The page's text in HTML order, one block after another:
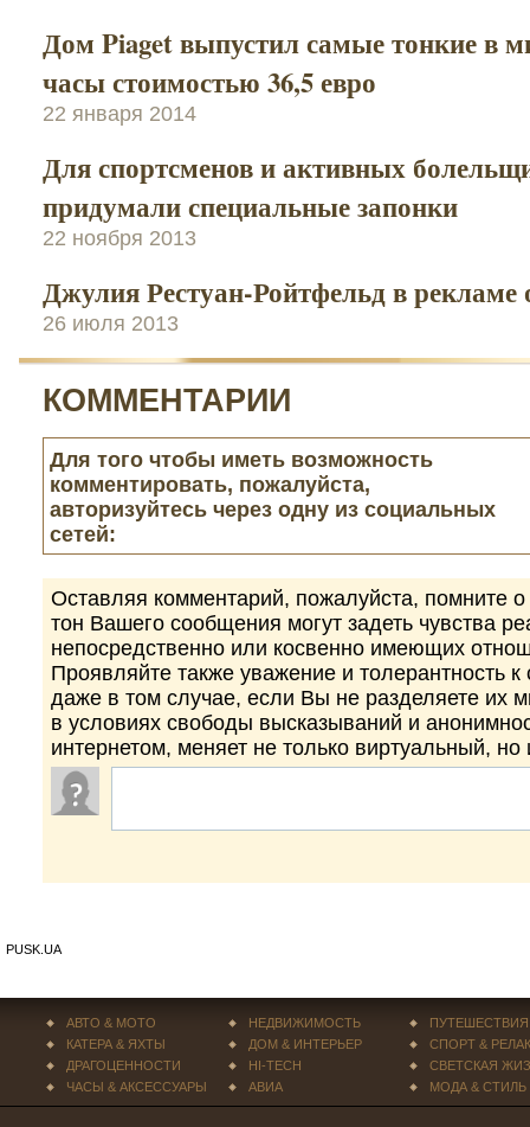
Дом Piaget выпустил самые тонкие в
часы стоимостью 36,5 евро
22 января 2014
Для спортсменов и активных
придумали специальные запонки
22 ноября 2013
Джулия Рестуан-Ройтфельд в рекламе
26 июля 2013
КОММЕНТАРИИ
Для того чтобы иметь возможность
комментировать, пожалуйста,
авторизуйтесь через одну из социальных
сетей:
Оставляя комментарий, пожалуйста, помните
тон Вашего сообщения могут задеть чувства
непосредственно или косвенно имеющих
Проявляйте также уважение и толерантность
даже в том случае, если Вы не разделяете их
в условиях свободы высказываний и
интернетом, меняет не только виртуальный,
PUSK.UA
АВТО & МОТО
КАТЕРА & ЯХТЫ
ДРАГОЦЕННОСТИ
ЧАСЫ & АКСЕССУАРЫ
НЕДВИЖИМОСТЬ
ДОМ & ИНТЕРЬЕР
HI-TECH
АВИА
ПУТЕШЕСТВИЯ
СПОРТ &
СВЕТСКАЯ
МОДА & СТИЛЬ